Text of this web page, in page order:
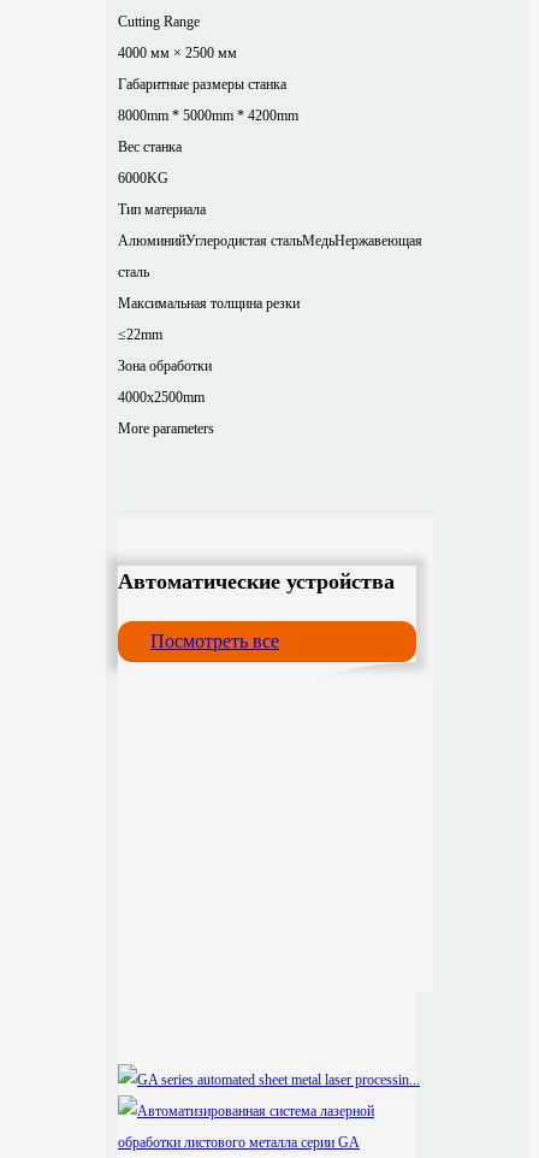
Cutting Range
4000 мм × 2500 мм
Габаритные размеры станка
8000mm * 5000mm * 4200mm
Вес станка
6000KG
Тип материала
АлюминийУглеродистая стальМедьНержавеющая
сталь
Максимальная толщина резки
≤22mm
Зона обработки
4000x2500mm
More parameters
Автоматические устройства
Посмотреть все